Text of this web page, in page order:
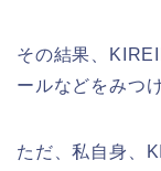
その結果、
ールなどをみつ
ただ、私自身、